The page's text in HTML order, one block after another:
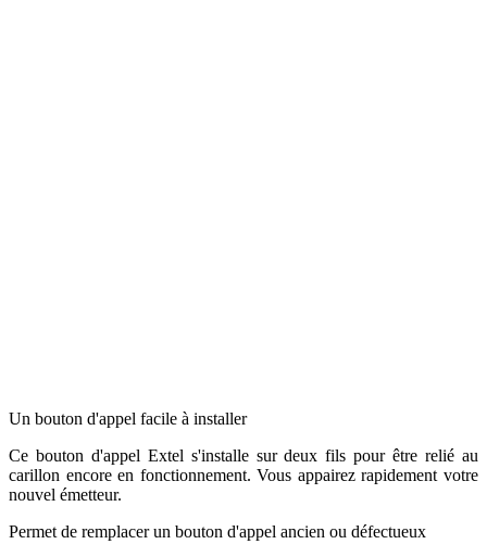
Un bouton d'appel facile à installer
Ce bouton d'appel Extel s'installe sur deux fils pour être relié au
carillon encore en fonctionnement. Vous appairez rapidement votre
nouvel émetteur.
Permet de remplacer un bouton d'appel ancien ou défectueux